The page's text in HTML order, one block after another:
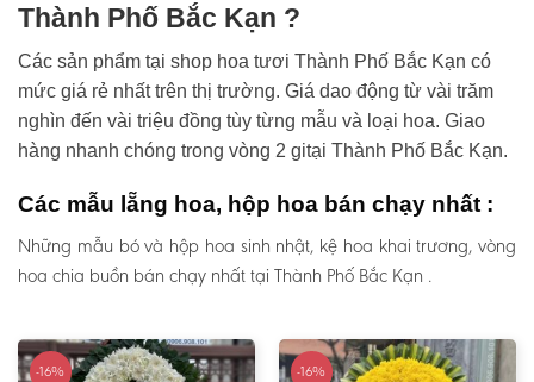
Thành Phố Bắc Kạn ?
Các sản phẩm tại shop hoa tươi Thành Phố Bắc Kạn có
mức giá rẻ nhất trên thị trường. Giá dao động từ vài trăm
nghìn đến vài triệu đồng tùy từng mẫu và loại hoa. Giao
hàng nhanh chóng trong vòng 2 gitại Thành Phố Bắc Kạn.
Các mẫu lẵng hoa, hộp hoa bán chạy nhất :
Những mẫu bó và hộp hoa sinh nhật, kệ hoa khai trương, vòng
hoa chia buồn bán chạy nhất tại Thành Phố Bắc Kạn .
-16% -16%